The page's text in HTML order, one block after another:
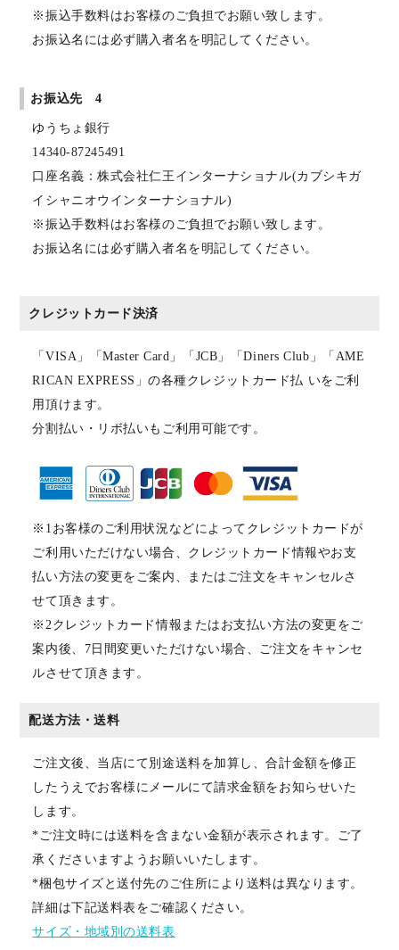
※振込手数料はお客様のご負担でお願い致します。
お振込名には必ず購入者名を明記してください。
お振込先 4
ゆうちょ銀行
14340-87245491
口座名義：株式会社仁王インターナショナル(カブシキガ
イシャニオウインターナショナル)
※振込手数料はお客様のご負担でお願い致します。
お振込名には必ず購入者名を明記してください。
クレジットカード決済
「VISA」「Master Card」「JCB」「Diners Club」「AME
RICAN EXPRESS」の各種クレジットカード払 いをご利
用頂けます。
分割払い・リボ払いもご利用可能です。
※1お客様のご利用状況などによってクレジットカードが
ご利用いただけない場合、クレジットカード情報やお支
払い方法の変更をご案内、またはご注文をキャンセルさ
せて頂きます。
※2クレジットカード情報またはお支払い方法の変更をご
案内後、7日間変更いただけない場合、ご注文をキャンセ
ルさせて頂きます。
配送方法・送料
ご注文後、当店にて別途送料を加算し、合計金額を修正
したうえでお客様にメールにて請求金額をお知らせいた
します。
*ご注文時には送料を含まない金額が表示されます。ご了
承くださいますようお願いいたします。
*梱包サイズと送付先のご住所により送料は異なります。
詳細は下記送料表をご確認ください。
サイズ・地域別の送料表